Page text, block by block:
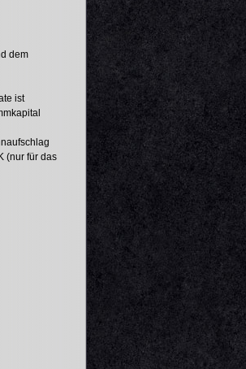
dem
ist
(nur für das